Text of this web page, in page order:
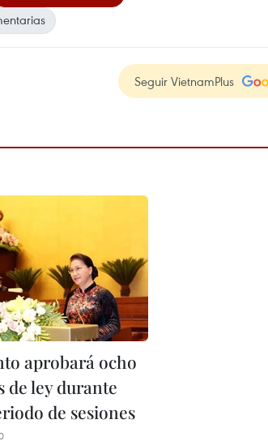
Seguir VietnamPlus
aprobará ocho
de ley durante
de sesiones